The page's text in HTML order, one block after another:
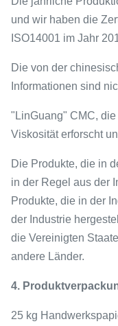
und wir haben die
ISO14001 im Jahr
Die von der
Informationen sind
"LinGuang" CMC,
Viskosität erforscht
Die Produkte, die in
in der Regel aus der
Produkte, die in der
der Industrie
die Vereinigten
andere Länder.
4.
25 kg